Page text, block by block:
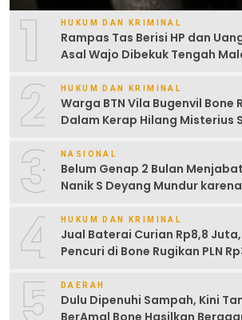
1 HUKUM DAN KRIMINAL
Rampas Tas Berisi HP dan
Asal Wajo Dibekuk Tengah
2 HUKUM DAN KRIMINAL
Warga BTN Vila Bugenvil Bone
Dalam Kerap Hilang Misterius
3 NASIONAL
Belum Genap 2 Bulan
Nanik S Deyang Mundur
4 HUKUM DAN KRIMINAL
Jual Baterai Curian Rp8,8
Pencuri di Bone Rugikan PLN
5 DAERAH
Dulu Dipenuhi Sampah, Kini